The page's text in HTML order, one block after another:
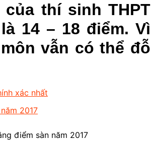
thí sinh THPT
14 – 18 điểm. Vì
vẫn có thể đỗ
xác nhất
2017